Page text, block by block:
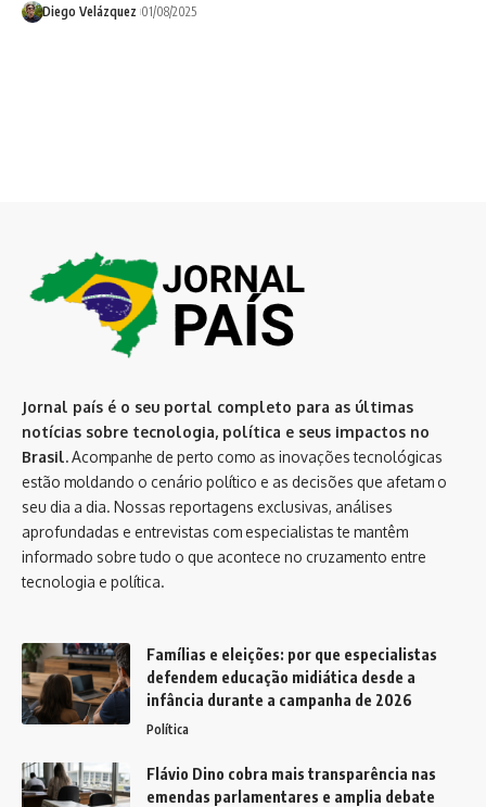
Diego Velázquez 01/08/2025
Jornal país é o seu portal completo para as últimas
notícias sobre tecnologia, política e seus impactos no
Brasil.Acompanhe de perto como as inovações tecnológicas
estão moldando o cenário político e as decisões que afetam o
seu dia a dia. Nossas reportagens exclusivas, análises
aprofundadas e entrevistas com especialistas te mantêm
informado sobre tudo o que acontece no cruzamento entre
tecnologia e política.
Famílias e eleições: por que especialistas
defendem educação midiática desde a
infância durante a campanha de 2026
Política
Flávio Dino cobra mais transparência nas
emendas parlamentares e amplia debate